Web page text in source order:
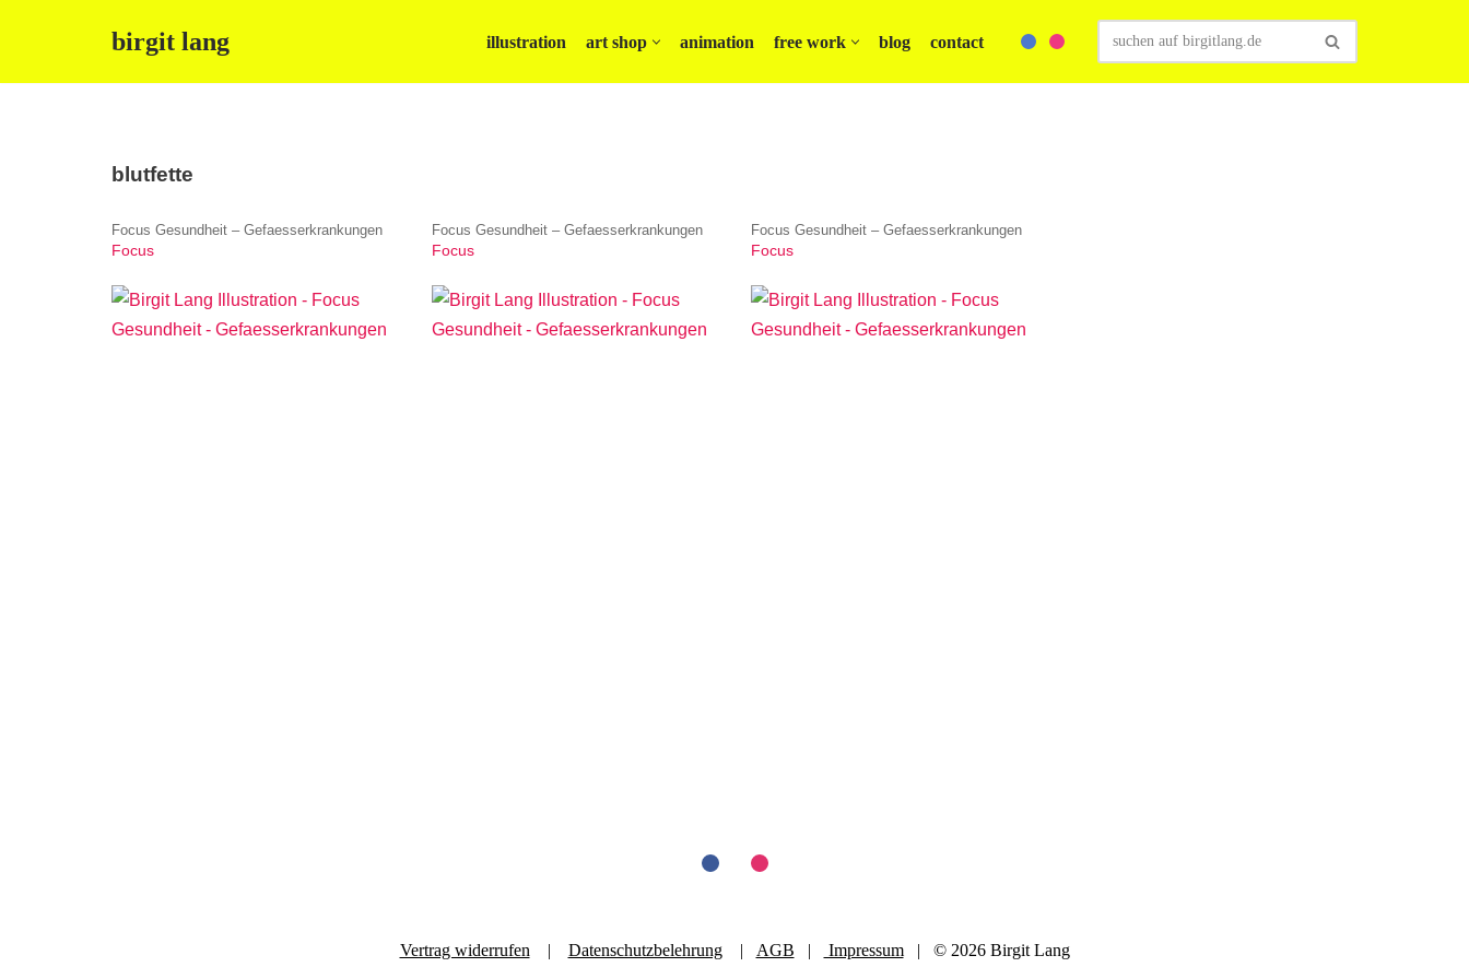
birgit lang illustration art shop animation free work blog contact
blutfette
Focus Gesundheit – Gefaesserkrankungen
Focus
Focus Gesundheit – Gefaesserkrankungen
Focus
Focus Gesundheit – Gefaesserkrankungen
Focus
Vertrag widerrufen | Datenschutzbelehrung| AGB | Impressum| © 2026 Birgit Lang